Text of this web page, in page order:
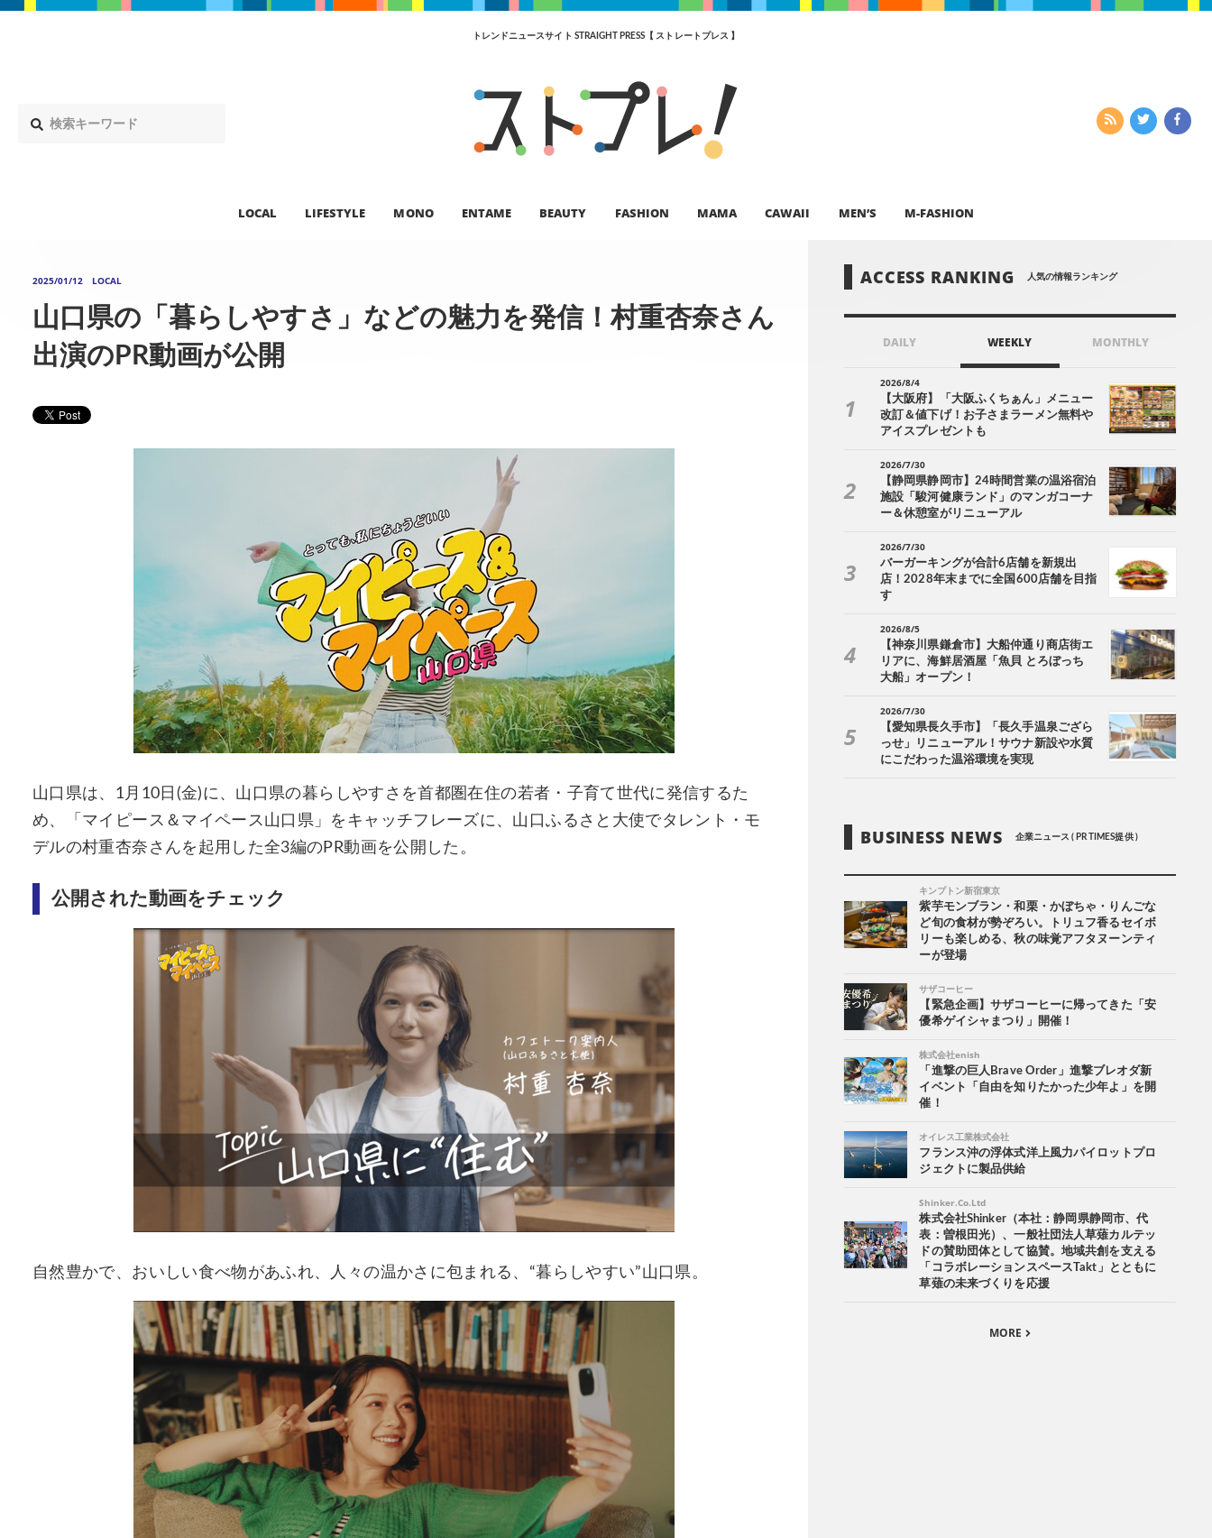
トレンドニュースサイト STRAIGHT PRESS【 ストレートプレス 】
LOCAL LIFESTYLE MONO ENTAME BEAUTY FASHION MAMA CAWAII MEN’S M-FASHION
2025/01/12 LOCAL
山口県の「暮らしやすさ」などの魅力を発信！村重杏奈さん
出演のPR動画が公開
山口県は、1月10日(金)に、山口県の暮らしやすさを首都圏在住の若者・子育て世代に発信するた
め、「マイピース＆マイペース山口県」をキャッチフレーズに、山口ふるさと大使でタレント・モ
デルの村重杏奈さんを起用した全3編のPR動画を公開した。
公開された動画をチェック
自然豊かで、おいしい食べ物があふれ、人々の温かさに包まれる、“暮らしやすい”山口県。
ACCESS RANKING 人気の情報ランキング
DAILY WEEKLY MONTHLY
2026/8/4
【大阪府】「大阪ふくちぁん」メニュー
改訂＆値下げ！お子さまラーメン無料や
アイスプレゼントも
2026/7/30
【静岡県静岡市】24時間営業の温浴宿泊
施設「駿河健康ランド」のマンガコーナ
ー＆休憩室がリニューアル
2026/7/30
バーガーキングが合計6店舗を新規出
店！2028年末までに全国600店舗を目指
す
2026/8/5
【神奈川県鎌倉市】大船仲通り商店街エ
リアに、海鮮居酒屋「魚貝 とろぼっち
大船」オープン！
2026/7/30
【愛知県長久手市】「長久手温泉ござら
っせ」リニューアル！サウナ新設や水質
にこだわった温浴環境を実現
BUSINESS NEWS 企業ニュース ( PR TIMES提供 )
キンプトン新宿東京
紫芋モンブラン・和栗・かぼちゃ・りんごな
ど旬の食材が勢ぞろい。トリュフ香るセイボ
リーも楽しめる、秋の味覚アフタヌーンティ
ーが登場
サザコーヒー
【緊急企画】サザコーヒーに帰ってきた「安
優希ゲイシャまつり」開催！
株式会社enish
「進撃の巨人Brave Order」進撃ブレオダ新
イベント「自由を知りたかった少年よ」を開
催！
オイレス工業株式会社
フランス沖の浮体式洋上風力パイロットプロ
ジェクトに製品供給
Shinker.Co.Ltd
株式会社Shinker（本社：静岡県静岡市、代
表：曽根田光）、一般社団法人草薙カルテッ
ドの賛助団体として協賛。地域共創を支える
「コラボレーションスペースTakt」とともに
草薙の未来づくりを応援
MORE